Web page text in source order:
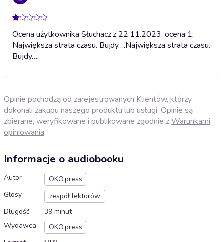
Ocena użytkownika Słuchacz z 22.11.2023, ocena 1;
Największa strata czasu. Bujdy….Największa strata czasu.
Bujdy….
Opinie pochodzą od zarejestrowanych Klientów, którzy
dokonali zakupu naszego produktu lub usługi. Opinie są
zbierane, weryfikowane i publikowane zgodnie zWarunkami
opiniowania.
Informacje o audiobooku
Autor
OKO.press
Głosy
zespół lektorów
Długość
39 minut
Wydawca
OKO.press